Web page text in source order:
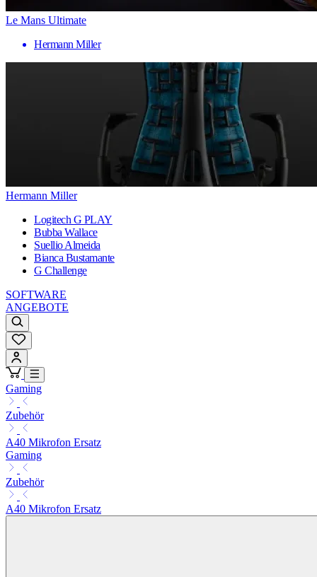
Le Mans Ultimate
Hermann Miller
Hermann Miller
Logitech G PLAY
Bubba Wallace
Suellio Almeida
Bianca Bustamante
G Challenge
SOFTWARE
ANGEBOTE
Gaming
Zubehör
A40 Mikrofon Ersatz
Gaming
Zubehör
A40 Mikrofon Ersatz